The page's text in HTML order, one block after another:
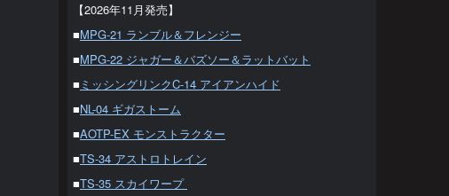
【2026年11月発売】
■MPG-21 ランブル＆フレンジー
■MPG-22 ジャガー＆バズソー＆ラットバット
■ ミッシングリンクC-14 アイアンハイド
■NL-04 ギガストーム
■AOTP-EX モンストラクター
■TS-34 アストロトレイン
■TS-35 スカイワープ